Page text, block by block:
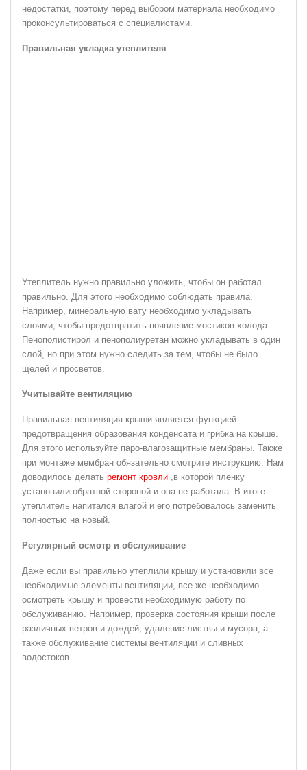
недостатки, поэтому перед выбором материала необходимо
проконсультироваться с специалистами.
Правильная укладка утеплителя
Утеплитель нужно правильно уложить, чтобы он работал
правильно. Для этого необходимо соблюдать правила.
Например, минеральную вату необходимо укладывать
слоями, чтобы предотвратить появление мостиков холода.
Пенополистирол и пенополиуретан можно укладывать в один
слой, но при этом нужно следить за тем, чтобы не было
щелей и просветов.
Учитывайте вентиляцию
Правильная вентиляция крыши является функцией
предотвращения образования конденсата и грибка на крыше.
Для этого используйте паро-влагозащитные мембраны. Также
при монтаже мембран обязательно смотрите инструкцию. Нам
доводилось делать ремонт кровли ,в которой пленку
установили обратной стороной и она не работала. В итоге
утеплитель напитался влагой и его потребовалось заменить
полностью на новый.
Регулярный осмотр и обслуживание
Даже если вы правильно утеплили крышу и установили все
необходимые элементы вентиляции, все же необходимо
осмотреть крышу и провести необходимую работу по
обслуживанию. Например, проверка состояния крыши после
различных ветров и дождей, удаление листвы и мусора, а
также обслуживание системы вентиляции и сливных
водостоков.